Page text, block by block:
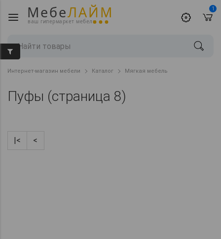
МебеЛАЙМ
ваш гипермаркет мебели
1
Интернет-магазин мебели Каталог Мягкая мебель
Пуфы (страница 8)
|< <